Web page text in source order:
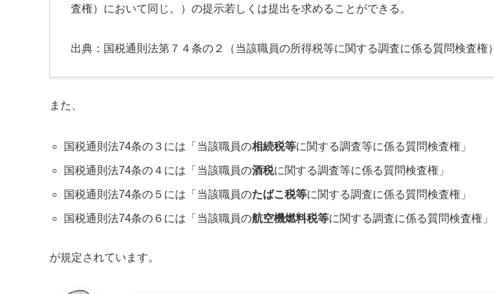
査権）において同じ。）の提示若しくは提出を求めることができる。
出典：国税通則法第７４条の２（当該職員の所得税等に関する調査に係る質問検査権）
また、
国税通則法74条の３には「当該職員の相続税等に関する調査等に係る質問検査権」
国税通則法74条の４には「当該職員の酒税に関する調査等に係る質問検査権」
国税通則法74条の５には「当該職員のたばこ税等に関する調査に係る質問検査権」
国税通則法74条の６には「当該職員の航空機燃料税等に関する調査に係る質問検査権」
が規定されています。